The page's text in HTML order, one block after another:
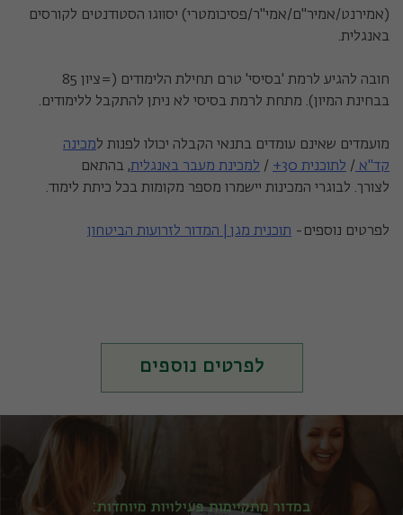
(אמירנט/אמיר"ם/אמי"ר/פסיכומטרי) יסווגו הסטודנטים לקורסים
באנגלית.
בבחינת המיון). מתחת לרמת בסיסי לא ניתן להתקבל ללימודים.
מועמדים שאינם עומדים בתנאי הקבלה יכולו לפנות למכינה
קד"א / לתוכנית 30+ / למכינת מעבר באנגלית, בהתאם
לצורך. לבוגרי המכינות יישמרו מספר מקומות בכל כיתת לימוד.
לפרטים נוספים- תוכנית מגן | המדור לזרועות הביטחון
לפרטים נוספים
במדור מתקיימות פעילויות מיוחדות: